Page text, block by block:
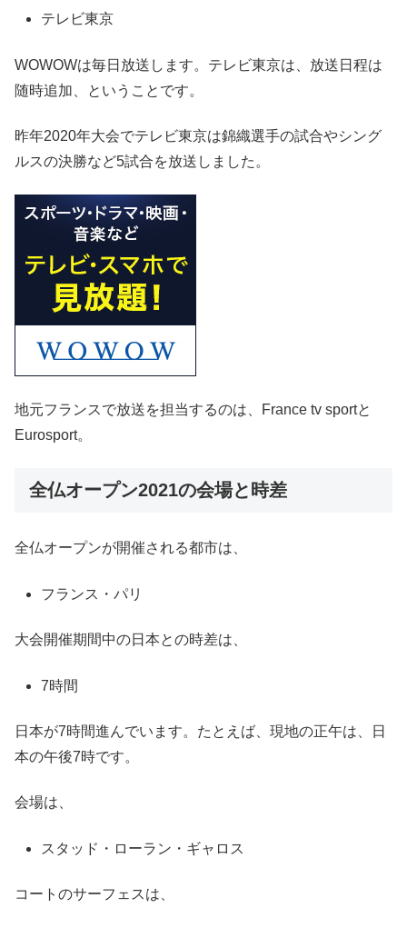
テレビ東京
WOWOWは毎日放送します。テレビ東京は、放送日程は
随時追加、ということです。
昨年2020年大会でテレビ東京は錦織選手の試合やシング
ルスの決勝など5試合を放送しました。
地元フランスで放送を担当するのは、France tv sportと
Eurosport。
全仏オープン2021の会場と時差
全仏オープンが開催される都市は、
フランス・パリ
大会開催期間中の日本との時差は、
7時間
日本が7時間進んでいます。たとえば、現地の正午は、日
本の午後7時です。
会場は、
スタッド・ローラン・ギャロス
コートのサーフェスは、